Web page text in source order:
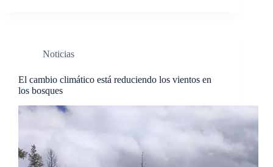
Noticias
El cambio climático está reduciendo los vientos en
los bosques